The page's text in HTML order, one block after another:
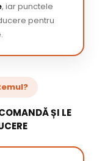
, iar punctele
pentru
ȘI LE